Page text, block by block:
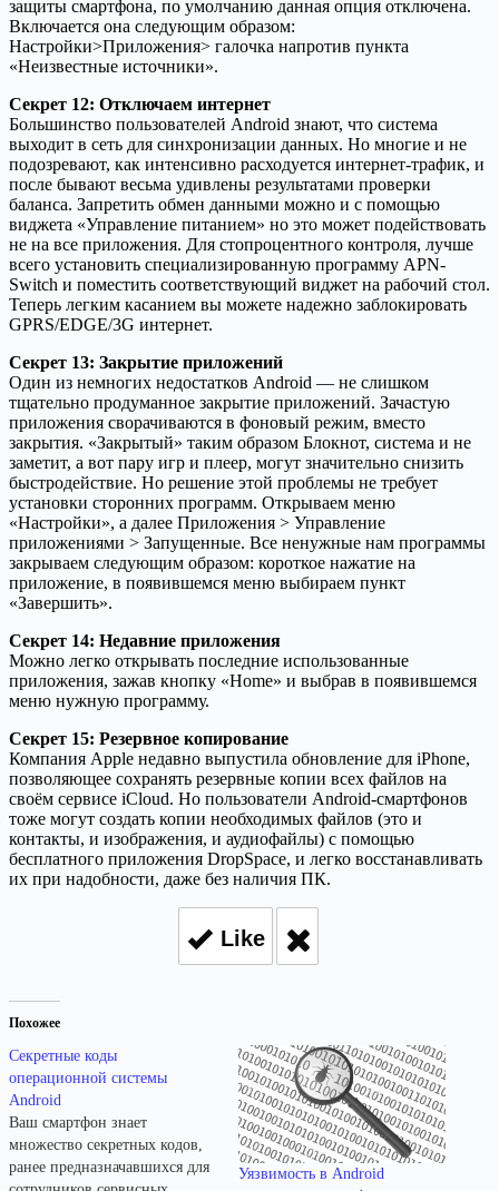
защиты смартфона, по умолчанию данная опция отключена.
Включается она следующим образом:
Настройки>Приложения> галочка напротив пункта
«Неизвестные источники».
Секрет 12: Отключаем интернет
Большинство пользователей Android знают, что система
выходит в cеть для синхронизации данных. Но многие и не
подозревают, как интенсивно расходуется интернет-трафик, и
после бывают весьма удивлены результатами проверки
баланса. Запретить обмен данными можно и с помощью
виджета «Управление питанием» но это может подействовать
не на все приложения. Для стопроцентного контроля, лучше
всего установить специализированную программу APN-
Switch и поместить соответствующий виджет на рабочий стол.
Теперь легким касанием вы можете надежно заблокировать
GPRS/EDGE/3G интернет.
Секрет 13: Закрытие приложений
Один из немногих недостатков Android — не слишком
тщательно продуманное закрытие приложений. Зачастую
приложения сворачиваются в фоновый режим, вместо
закрытия. «Закрытый» таким образом Блокнот, система и не
заметит, а вот пару игр и плеер, могут значительно снизить
быстродействие. Но решение этой проблемы не требует
установки сторонних программ. Открываем меню
«Настройки», а далее Приложения > Управление
приложениями > Запущенные. Все ненужные нам программы
закрываем следующим образом: короткое нажатие на
приложение, в появившемся меню выбираем пункт
«Завершить».
Секрет 14: Недавние приложения
Можно легко открывать последние использованные
приложения, зажав кнопку «Home» и выбрав в появившемся
меню нужную программу.
Секрет 15: Резервное копирование
Компания Apple недавно выпустила обновление для iPhone,
позволяющее сохранять резервные копии всех файлов на
своём сервисе iCloud. Но пользователи Android-смартфонов
тоже могут создать копии необходимых файлов (это и
контакты, и изображения, и аудиофайлы) с помощью
бесплатного приложения DropSpace, и легко восстанавливать
их при надобности, даже без наличия ПК.
Like
Похожее
Секретные коды
операционной системы
Android
Ваш смартфон знает
множество секретных кодов,
ранее предназначавшихся для
Уязвимость в Android